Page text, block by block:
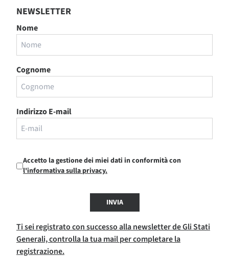
NEWSLETTER
Nome
Cognome
Indirizzo E-mail
Accetto la gestione dei miei dati in conformità con
l'informativa sulla privacy.
INVIA
Ti sei registrato con successo alla newsletter de Gli Stati
Generali, controlla la tua mail per completare la
registrazione.